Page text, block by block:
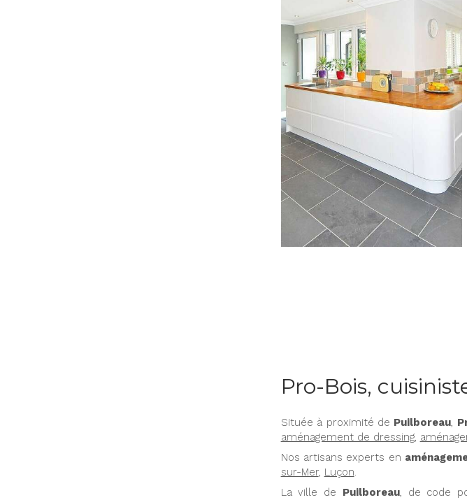
Pro-Bois,
Située à proximité de Puilboreau,
aménagement de dressing,
Nos artisans experts en
sur-Mer, Luçon.
La ville de Puilboreau, de code